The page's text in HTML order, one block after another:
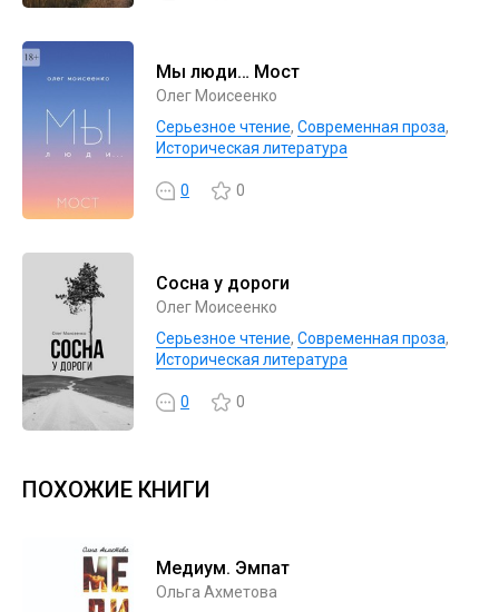
Мы люди… Мост
Олег Моисеенко
Серьезное чтение, Современная проза,
Историческая литература
0 0
Сосна у дороги
Олег Моисеенко
Серьезное чтение, Современная проза,
Историческая литература
0 0
ПОХОЖИЕ КНИГИ
Медиум. Эмпат
Ольга Ахметова